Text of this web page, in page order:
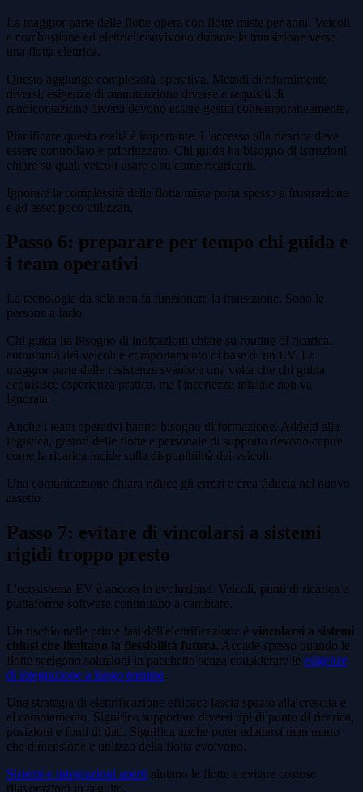
La maggior parte delle flotte opera con flotte miste per anni. Veicoli
a combustione ed elettrici convivono durante la transizione verso
una flotta elettrica.
Questo aggiunge complessità operativa. Metodi di rifornimento
diversi, esigenze di manutenzione diverse e requisiti di
rendicontazione diversi devono essere gestiti contemporaneamente.
Pianificare questa realtà è importante. L'accesso alla ricarica deve
essere controllato e prioritizzato. Chi guida ha bisogno di istruzioni
chiare su quali veicoli usare e su come ricaricarli.
Ignorare la complessità della flotta mista porta spesso a frustrazione
e ad asset poco utilizzati.
Passo 6: preparare per tempo chi guida e
i team operativi
La tecnologia da sola non fa funzionare la transizione. Sono le
persone a farlo.
Chi guida ha bisogno di indicazioni chiare su routine di ricarica,
autonomia dei veicoli e comportamento di base di un EV. La
maggior parte delle resistenze svanisce una volta che chi guida
acquisisce esperienza pratica, ma l'incertezza iniziale non va
ignorata.
Anche i team operativi hanno bisogno di formazione. Addetti alla
logistica, gestori delle flotte e personale di supporto devono capire
come la ricarica incide sulla disponibilità dei veicoli.
Una comunicazione chiara riduce gli errori e crea fiducia nel nuovo
assetto.
Passo 7: evitare di vincolarsi a sistemi
rigidi troppo presto
L'ecosistema EV è ancora in evoluzione. Veicoli, punti di ricarica e
piattaforme software continuano a cambiare.
Un rischio nelle prime fasi dell'elettrificazione è vincolarsi a sistemi
chiusi che limitano la flessibilità futura. Accade spesso quando le
flotte scelgono soluzioni in pacchetto senza considerare le esigenze
di integrazione a lungo termine.
Una strategia di elettrificazione efficace lascia spazio alla crescita e
al cambiamento. Significa supportare diversi tipi di punto di ricarica,
posizioni e fonti di dati. Significa anche poter adattarsi man mano
che dimensione e utilizzo della flotta evolvono.
Sistemi e integrazioni aperti aiutano le flotte a evitare costose
rilavorazioni in seguito.